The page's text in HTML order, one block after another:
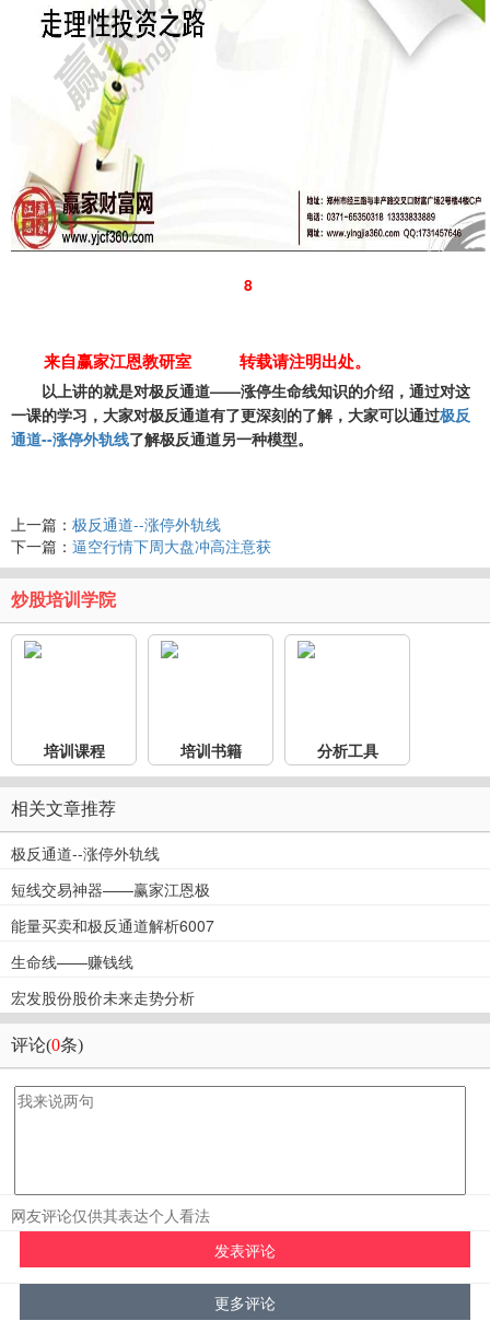
8
来自赢家江恩教研室 转载请注明出处。
以上讲的就是对极反通道——涨停生命线知识的介绍，通过对这
一课的学习，大家对极反通道有了更深刻的了解，大家可以通过极反
通道--涨停外轨线了解极反通道另一种模型。
上一篇： 极反通道--涨停外轨线
下一篇： 逼空行情下周大盘冲高注意获
炒股培训学院
培训课程 培训书籍 分析工具
相关文章推荐
极反通道--涨停外轨线
短线交易神器——赢家江恩极
能量买卖和极反通道解析6007
生命线——赚钱线
宏发股份股价未来走势分析
评论(0条)
网友评论仅供其表达个人看法